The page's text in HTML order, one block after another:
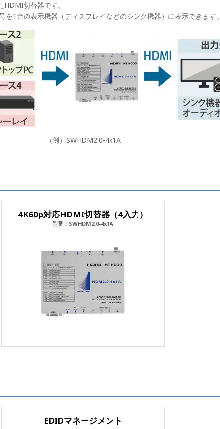
切替器です。
1台の表示機器（ディスプレイなどのシンク機器）に表示できます。
（例）SWHDM2.0-4x1A
4K60p対応HDMI切替器（4入力）
型番：SWHDM2.0-4x1A
EDIDマネージメント